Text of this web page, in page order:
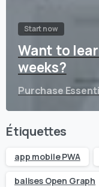
Start now
Want to
weeks?
Purchase
Étiquettes
app mobile PWA
balises Open Graph